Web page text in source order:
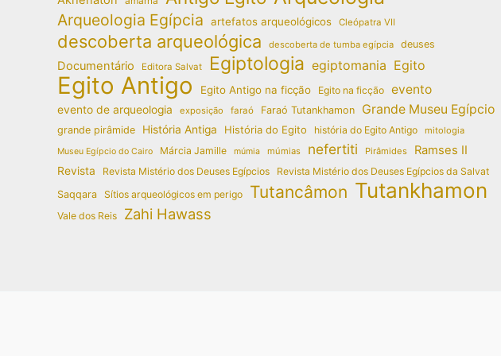
Arqueologia Egípcia artefatos arqueológicos Cleópatra VII
descoberta arqueológica descoberta de tumba egípcia deuses
Documentário Editora Salvat Egiptologia egiptomania Egito
Egito Antigo Egito Antigo na ficção Egito na ficção evento
evento de arqueologia exposição faraó Faraó Tutankhamon Grande Museu Egípcio
grande pirâmide História Antiga História do Egito história do Egito Antigo mitologia
Museu Egípcio do Cairo Márcia Jamille múmia múmias nefertiti Pirâmides Ramses II
Revista Revista Mistério dos Deuses Egípcios
Revista Mistério dos Deuses Egípcios da Salvat
Saqqara Sítios arqueológicos em perigo Tutancâmon Tutankhamon
Vale dos Reis Zahi Hawass